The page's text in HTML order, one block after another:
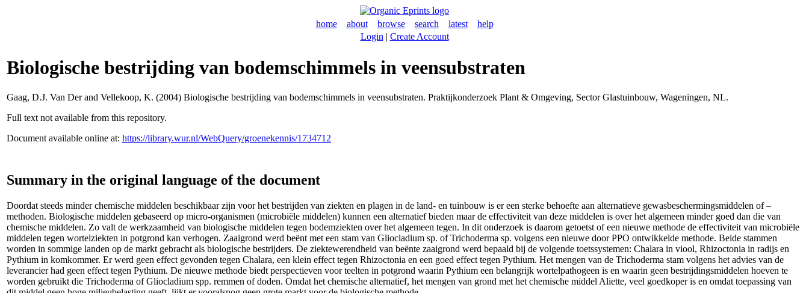
home about browse search latest
help
Login | Create Account
Biologische bestrijding van bodemschimmels in veensubstraten
Gaag, D.J. Van Derand Vellekoop, K. (2004) Biologische bestrijding van bodemschimmels in veensubstraten. Praktijkonderzoek Plant & Omgeving, Sector Glastuinbouw, Wageningen, NL.
Full text not available from this repository.
Document available online at: https://library.wur.nl/WebQuery/groenekennis/1734712
Summary in the original language of the document
Doordat steeds minder chemische middelen beschikbaar zijn voor het bestrijden van ziekten en plagen in de land- en tuinbouw is er een sterke behoefte aan alternatieve gewasbeschermingsmiddelen of –
methoden. Biologische middelen gebaseerd op micro-organismen (microbiële middelen) kunnen een alternatief bieden maar de effectiviteit van deze middelen is over het algemeen minder goed dan die van
chemische middelen. Zo valt de werkzaamheid van biologische middelen tegen bodemziekten over het algemeen tegen. In dit onderzoek is daarom getoetst of een nieuwe methode de effectiviteit van microbiële
middelen tegen wortelziekten in potgrond kan verhogen. Zaaigrond werd beënt met een stam van Gliocladium sp. of Trichoderma sp. volgens een nieuwe door PPO ontwikkelde methode. Beide stammen
worden in sommige landen op de markt gebracht als biologische bestrijders. De ziektewerendheid van beënte zaaigrond werd bepaald bij de volgende toetssystemen: Chalara in viool, Rhizoctonia in radijs en
Pythium in komkommer. Er werd geen effect gevonden tegen Chalara, een klein effect tegen Rhizoctonia en een goed effect tegen Pythium. Het mengen van de Trichoderma stam volgens het advies van de
leverancier had geen effect tegen Pythium. De nieuwe methode biedt perspectieven voor teelten in potgrond waarin Pythium een belangrijk wortelpathogeen is en waarin geen bestrijdingsmiddelen hoeven te
worden gebruikt die Trichoderma of Gliocladium spp. remmen of doden. Omdat het chemische alternatief, het mengen van grond met het chemische middel Aliette, veel goedkoper is en omdat toepassing van